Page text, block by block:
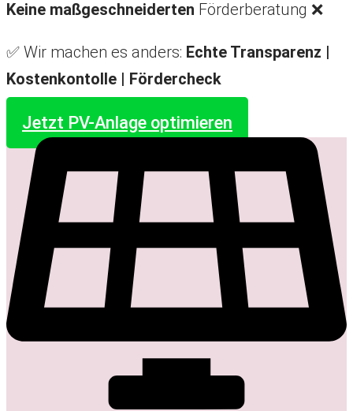
Keine maßgeschneiderten Förderberatung ❌
✅ Wir machen es anders: Echte Transparenz |
Kostenkontolle | Fördercheck
Jetzt PV-Anlage optimieren